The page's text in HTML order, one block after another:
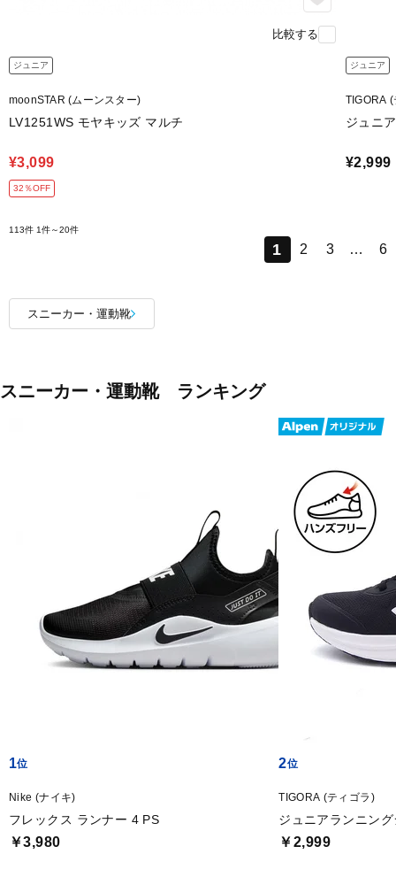
比較する
ジュニア
moonSTAR (ムーンスター)
LV1251WS モヤキッズ マルチ
¥3,099
32％OFF
ジュニア
TIGORA
ジュニ
¥2,999
113件 1件～20件
1 2 3 … 6
スニーカー・運動靴
スニーカー・運動靴 ランキング
1
Nike (ナイキ)
フレックス ランナー 4 PS
￥3,980
2
TIGORA (ティゴラ)
ジュニアランニン
￥2,999